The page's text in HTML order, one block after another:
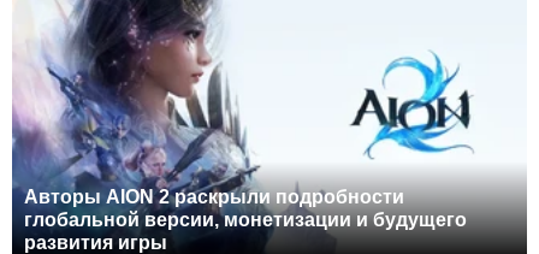
Авторы AION 2 раскрыли подробности
глобальной версии, монетизации и будущего
развития игры